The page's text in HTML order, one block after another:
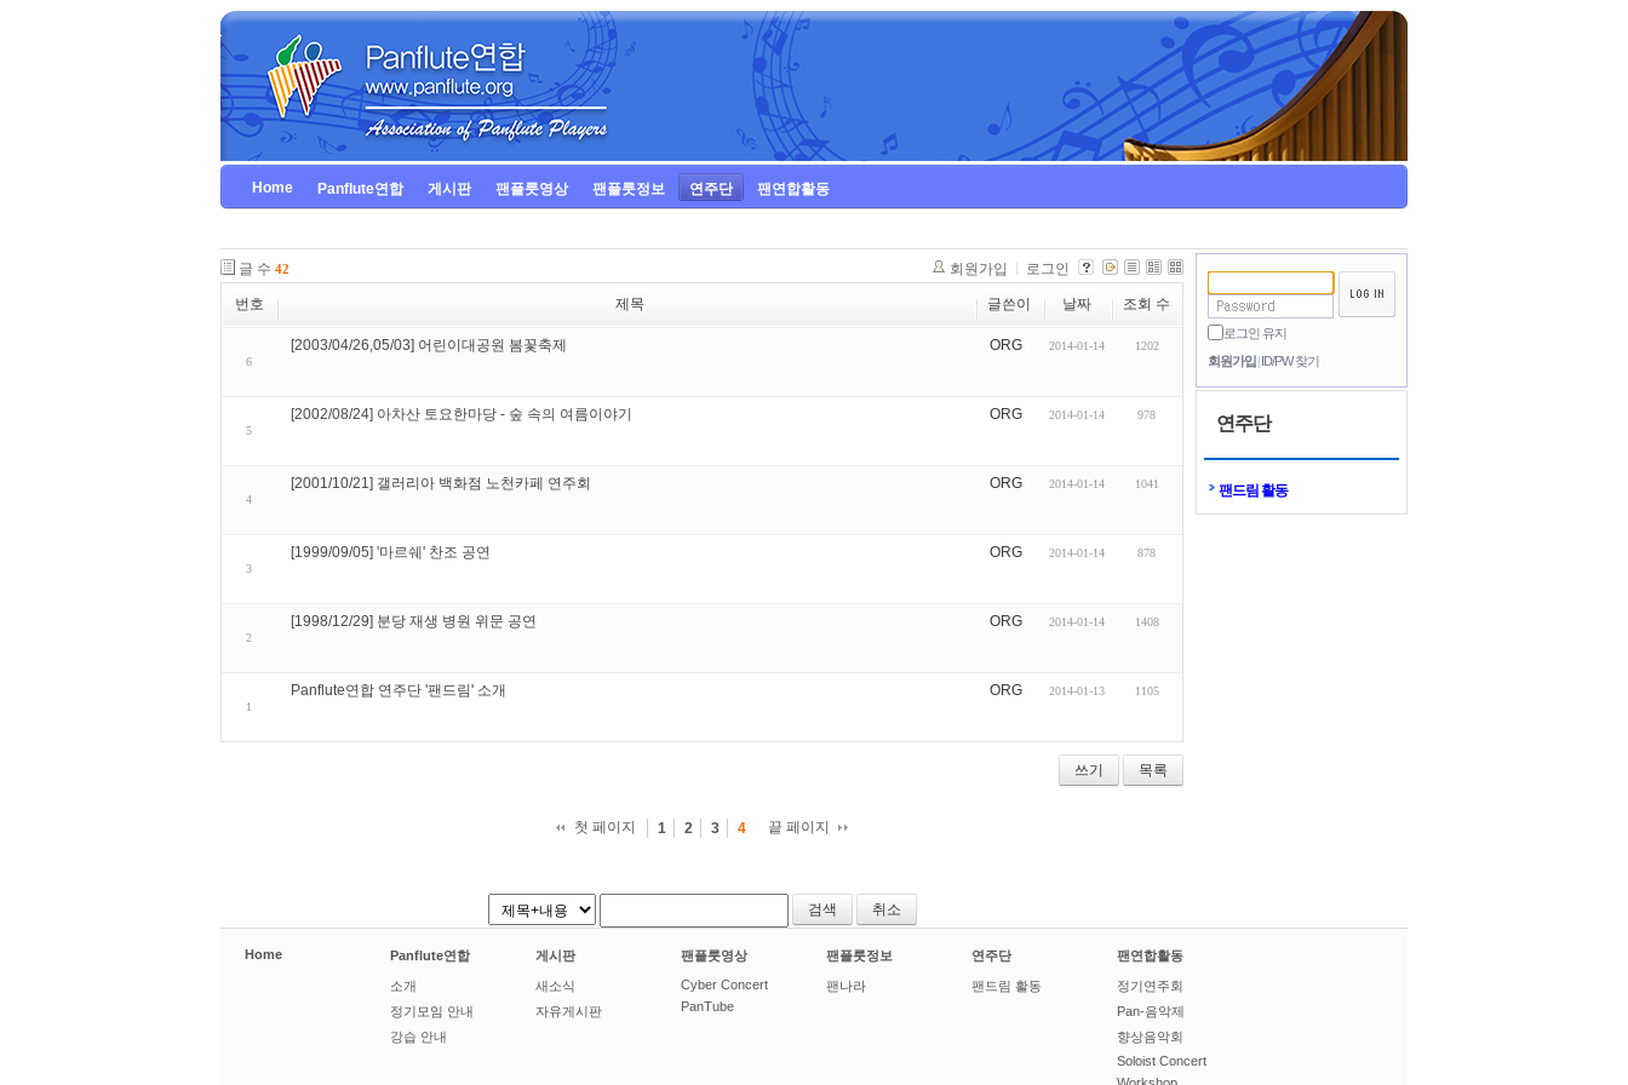
Home Panflute연합 게시판 팬플룻영상 팬플룻정보 연주단 팬연합활동
로그인 유지
회원가입 ID/PW 찾기
연주단
팬드림 활동
글 수 42 회원가입 로그인
번호 제목 글쓴이 날짜 조회 수
6
[2003/04/26,05/03] 어린이대공원 봄꽃축제 ORG 2014-01-14 1202
5
[2002/08/24] 아차산 토요한마당 - 숲 속의 여름이야기 ORG 2014-01-14 978
4
[2001/10/21] 갤러리아 백화점 노천카페 연주회 ORG 2014-01-14 1041
3
[1999/09/05] '마르쉐' 찬조 공연 ORG 2014-01-14 878
2
[1998/12/29] 분당 재생 병원 위문 공연 ORG 2014-01-14 1408
1
Panflute연합 연주단 '팬드림' 소개 ORG 2014-01-13 1105
쓰기 목록
첫 페이지 1 2 3 4 끝 페이지
취소
Home Panflute연합
소개
정기모임 안내
강습 안내
게시판
새소식
자유게시판
팬플룻영상
Cyber Concert
PanTube
팬플룻정보
팬나라
연주단
팬드림 활동
팬연합활동
정기연주회
Pan-음악제
향상음악회
Soloist Concert